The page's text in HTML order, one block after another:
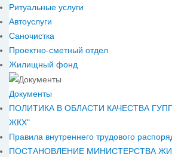
Ритуальные услуги
Автоуслуги
Саночистка
Проектно-сметный отдел
Жилищный фонд
Документы
ПОЛИТИКА В ОБЛАСТИ КАЧЕСТВА
ЖКХ"
Правила внутреннего трудового
ПОСТАНОВЛЕНИЕ МИНИСТЕРСТВА